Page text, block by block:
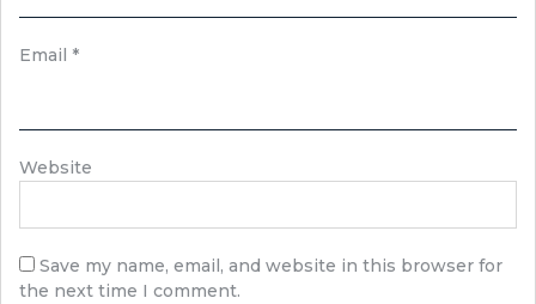
Email *
Website
Save my name, email, and website in this browser for
the next time I comment.